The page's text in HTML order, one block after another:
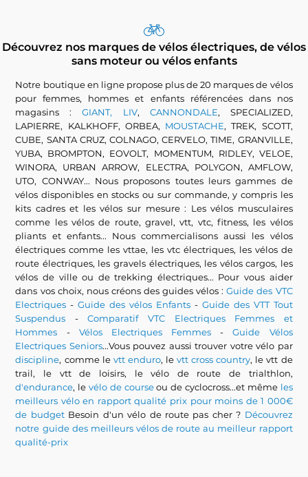
Découvrez nos marques de vélos électriques, de vélos
sans moteur ou vélos enfants
Notre boutique en ligne propose plus de 20 marques de vélos
pour femmes, hommes et enfants référencées dans nos
magasins :GIANT, LIV, CANNONDALE, SPECIALIZED,
LAPIERRE, KALKHOFF, ORBEA, MOUSTACHE, TREK, SCOTT,
CUBE, SANTA CRUZ, COLNAGO, CERVELO, TIME, GRANVILLE,
YUBA, BROMPTON, EOVOLT, MOMENTUM, RIDLEY, VELOE,
WINORA, URBAN ARROW, ELECTRA, POLYGON, AMFLOW,
UTO, CONWAY... Nous proposons toutes leurs gammes de
vélos disponibles en stocks ou sur commande, y compris les
kits cadres et les vélos sur mesure : Les vélos musculaires
comme les vélos de route, gravel, vtt, vtc, fitness, les vélos
pliants et enfants... Nous commercialisons aussi les vélos
électriques comme les vttae, les vtc électriques, les vélos de
route électriques, les gravels électriques, les vélos cargos, les
vélos de ville ou de trekking électriques... Pour vous aider
dans vos choix, nous créons des guides vélos :Guide des VTC
Electriques -Guide des vélos Enfants - Guide des VTT Tout
Suspendus -Comparatif VTC Electriques Femmes et
Hommes - Vélos Electriques Femmes -Guide Vélos
Electriques Seniors...Vous pouvez aussi trouver votre vélo par
discipline, comme le vtt enduro, levtt cross country, le vtt de
trail, le vtt de loisirs, le vélo de route de trialthlon,
d'endurance, levélo de courseou de cyclocross...et même les
meilleurs vélo en rapport qualité prix pour moins de 1 000€
de budgetBesoin d'un vélo de route pas cher ? Découvrez
notre guide des meilleurs vélos de route au meilleur rapport
qualité-prix